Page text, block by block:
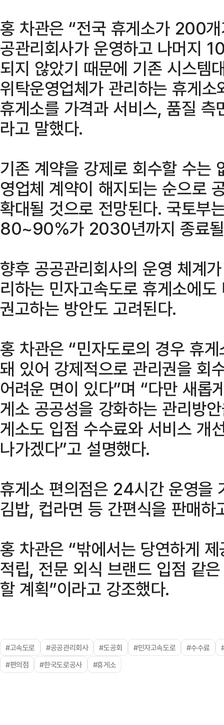
홍 차관은 “전국 휴게소가 200
공관리회사가 운영하고 나머지
되지 않았기 때문에 기존 시스템
위탁운영업체가 관리하는 휴게
휴게소를 가격과 서비스, 품질
라고 말했다.
기존 계약을 강제로 회수할 수는
영업체 계약이 해지되는 순으로
확대될 것으로 전망된다. 국토부
80~90%가 2030년까지 종료
향후 공공관리회사의 운영 체계
리하는 민자고속도로 휴게소에
권고하는 방안도 고려된다.
홍 차관은 “민자도로의 경우 휴
돼 있어 강제적으로 관리권을 회
어려운 면이 있다”며 “다만 새롭
게소 공공성을 강화하는 관리방
게소도 입점 수수료와 서비스 개
나가겠다”고 설명했다.
휴게소 편의점은 24시간 운영을
김밥, 컵라면 등 간편식을 판매
홍 차관은 “밖에서는 당연하게
적립, 전문 외식 브랜드 입점 같
할 계획”이라고 강조했다.
#고속도로 #공공관리회사 #도공회 #민자고속도로 #수수료
#편의점
#한국도로공사 #휴게소